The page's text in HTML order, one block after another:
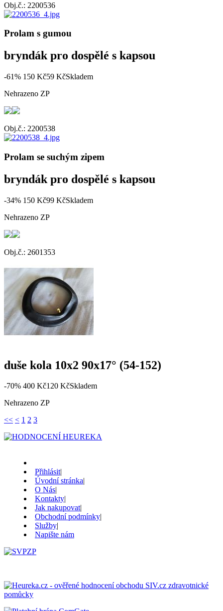
Obj.č.: 2200536
Prolam s gumou
bryndák pro dospělé s kapsou
-61% 150 Kč59 KčSkladem
Nehrazeno ZP
Obj.č.: 2200538
Prolam se suchým zipem
bryndák pro dospělé s kapsou
-34% 150 Kč99 KčSkladem
Nehrazeno ZP
Obj.č.: 2601353
duše kola 10x2 90x17° (54-152)
-70% 400 Kč120 KčSkladem
Nehrazeno ZP
<< < 1 2 3
Přihlásit|
Úvodní stránka|
O Nás|
Kontakty|
Jak nakupovat|
Obchodní podmínky|
Služby|
Napište nám